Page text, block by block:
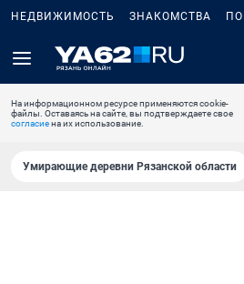
НЕДВИЖИМОСТЬ ЗНАКОМСТВА
На информационном ресурсе применяются cookie-
файлы. Оставаясь на сайте, вы подтверждаете свое
согласиена их использование.
Умирающие деревни Рязанской области